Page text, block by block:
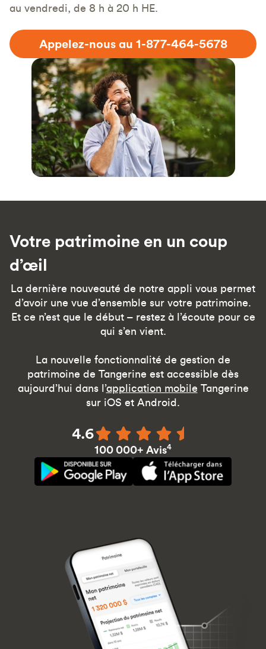
au vendredi, de 8 h à 20 h HE.
Appelez-nous au 1-877-464-5678
Votre patrimoine en un coup
d’œil
La dernière nouveauté de notre appli vous permet
d’avoir une vue d’ensemble sur votre patrimoine.
Et ce n’est que le début – restez à l’écoute pour ce
qui s’en vient.
La nouvelle fonctionnalité de gestion de
patrimoine de Tangerine est accessible dès
aujourd’hui dans l’application mobile Tangerine
sur iOS et Android.
4.6
100 000+ Avis4